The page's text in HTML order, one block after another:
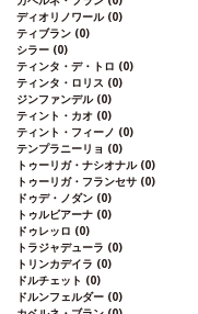
ディオリノワール (0)
ティブラン (0)
シラー (0)
ティンタ・デ・トロ (0)
ティンタ・ロリス (0)
ジンファンデル (0)
ティント・カオ (0)
ティント・フィーノ (0)
テンプラニーリョ (0)
トゥーリガ・ナシオナル (0)
トゥーリガ・フランセサ (0)
ドゥデ・ノダン (0)
トゥルビアーナ (0)
ドゥレッロ (0)
トラジャデューラ (0)
トリンカデイラ (0)
ドルチェット (0)
ドルンフェルダー (0)